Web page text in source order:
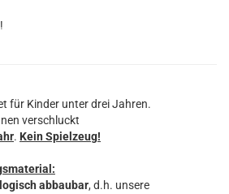
für Kinder unter drei Jahren.
verschluckt
. Kein Spielzeug!
abbaubar, d.h. unsere